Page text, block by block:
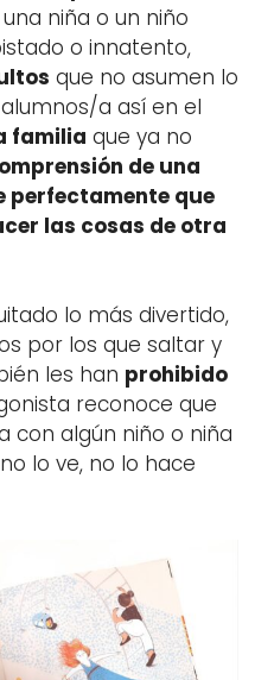
niña o un niño
o innatento,
que no asumen lo
a así en el
familia que ya no
de una
perfectamente que
las cosas de otra
lo más divertido,
por los que saltar y
les han prohibido
reconoce que
con algún niño o niña
lo ve, no lo hace